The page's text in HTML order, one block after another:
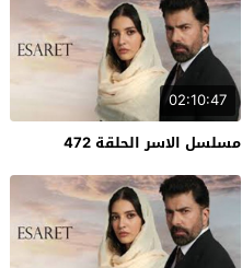
02:10:47
مسلسل الاسر الحلقة 472